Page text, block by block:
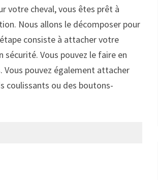
votre cheval, vous êtes prêt à
Nous allons le décomposer pour
consiste à attacher votre
sécurité. Vous pouvez le faire en
pouvez également attacher
coulissants ou des boutons-